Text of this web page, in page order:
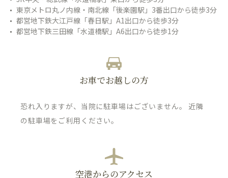
東京メトロ丸ノ内線・南北線「後楽園駅」3番出口から徒歩3分
都営地下鉄大江戸線「春日駅」A1出口から徒歩3分
都営地下鉄三田線「水道橋駅」A6出口から徒歩1分
お車でお越しの方
恐れ入りますが、当院に駐車場はございません。 近隣
の駐車場をご利用ください。
空港からのアクセス